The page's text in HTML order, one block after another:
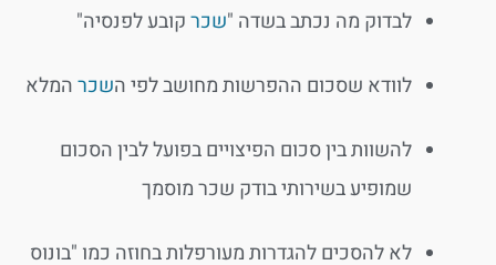
לבדוק מה נכתב בשדה " שכרקובע לפנסיה"
לוודא שסכום ההפרשות מחושב לפי השכרהמלא
להשוות בין סכום הפיצויים בפועל לבין הסכום
שמופיע בשירותי בודק שכר מוסמך
לא להסכים להגדרות מעורפלות בחוזה כמו "בונוס